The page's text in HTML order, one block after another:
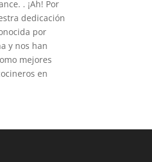
. ¡Ah! Por
dedicación
por
y nos han
mejores
en